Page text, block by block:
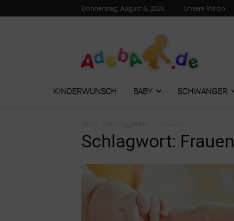
Donnerstag, August 6, 2026 Unsere Vision
KINDERWUNSCH BABY SCHWANGER
Schlagwort: Frauen